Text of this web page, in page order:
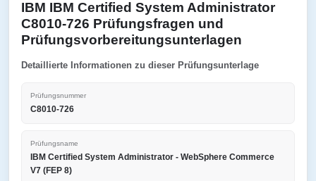
IBM IBM Certified System Administrator
C8010-726 Prüfungsfragen und
Prüfungsvorbereitungsunterlagen
Detaillierte Informationen zu dieser Prüfungsunterlage
Prüfungsnummer
C8010-726
Prüfungsname
IBM Certified System Administrator - WebSphere Commerce
V7 (FEP 8)